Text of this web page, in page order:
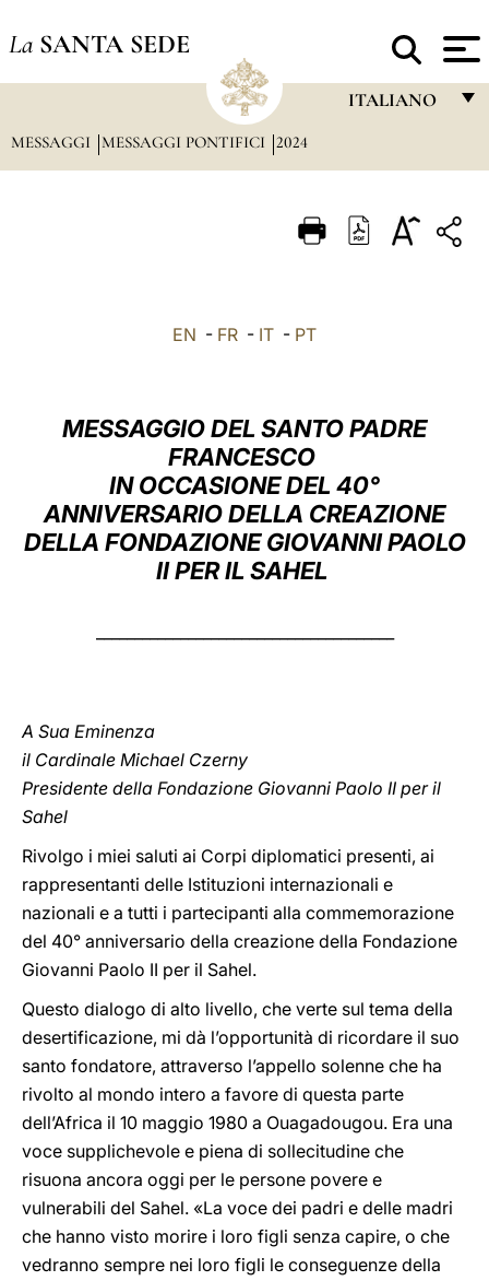
La SANTA SEDE
ITALIANO
ITALIANO
العربيّة
中文
LATINE
MESSAGGI MESSAGGI PONTIFICI 2024
EN - FR - IT - PT
MESSAGGIO DEL SANTO PADRE
FRANCESCO
IN OCCASIONE DEL 40°
ANNIVERSARIO DELLA CREAZIONE
DELLA FONDAZIONE GIOVANNI PAOLO
II PER IL SAHEL
A Sua Eminenza
il Cardinale Michael Czerny
Presidente della Fondazione Giovanni Paolo II per il
Sahel
Rivolgo i miei saluti ai Corpi diplomatici presenti, ai
rappresentanti delle Istituzioni internazionali e
nazionali e a tutti i partecipanti alla commemorazione
del 40° anniversario della creazione della Fondazione
Giovanni Paolo II per il Sahel.
Questo dialogo di alto livello, che verte sul tema della
desertificazione, mi dà l’opportunità di ricordare il suo
santo fondatore, attraverso l’appello solenne che ha
rivolto al mondo intero a favore di questa parte
dell’Africa il 10 maggio 1980 a Ouagadougou. Era una
voce supplichevole e piena di sollecitudine che
risuona ancora oggi per le persone povere e
vulnerabili del Sahel. «La voce dei padri e delle madri
che hanno visto morire i loro figli senza capire, o che
vedranno sempre nei loro figli le conseguenze della